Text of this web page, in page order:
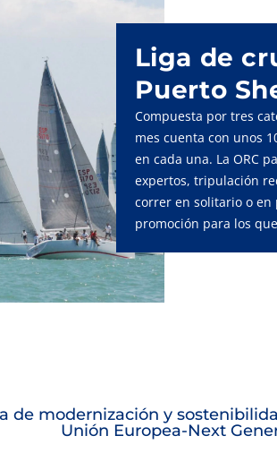
Liga de
Puerto
Compuesta por tres
mes cuenta con unos
en cada una. La ORC
expertos, tripulación
correr en solitario o en
promoción para los
de modernización y
Unión Europea-Next